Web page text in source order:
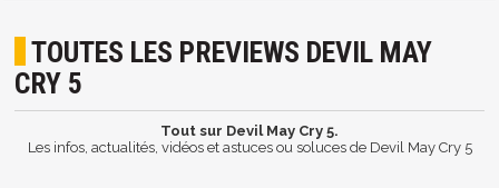
TOUTES LES PREVIEWS DEVIL MAY
CRY 5
Tout sur Devil May Cry 5.
Les infos, actualités, vidéos et astuces ou soluces de Devil May Cry 5